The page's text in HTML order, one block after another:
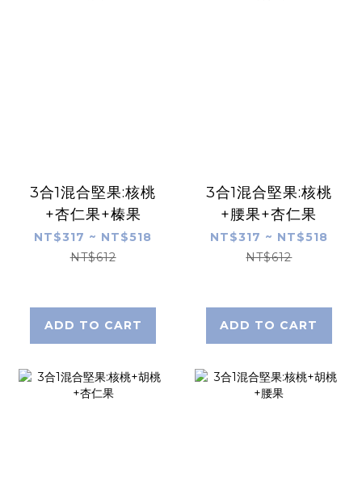
3合1混合堅果:核桃
+杏仁果+榛果
NT$317 ~ NT$518
NT$612
ADD TO CART
3合1混合堅果:核桃
+腰果+杏仁果
NT$317 ~ NT$518
NT$612
ADD TO CART